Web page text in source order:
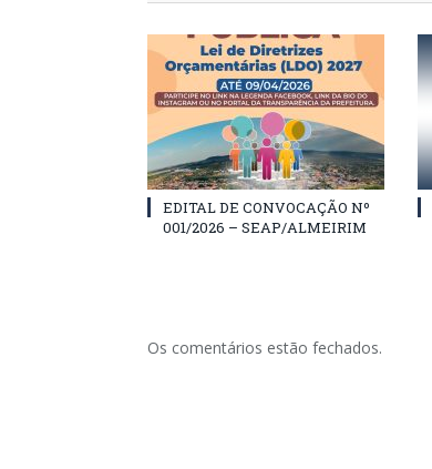
EDITAL DE CONVOCAÇÃO Nº
001/2026 – SEAP/ALMEIRIM
Os comentários estão fechados.